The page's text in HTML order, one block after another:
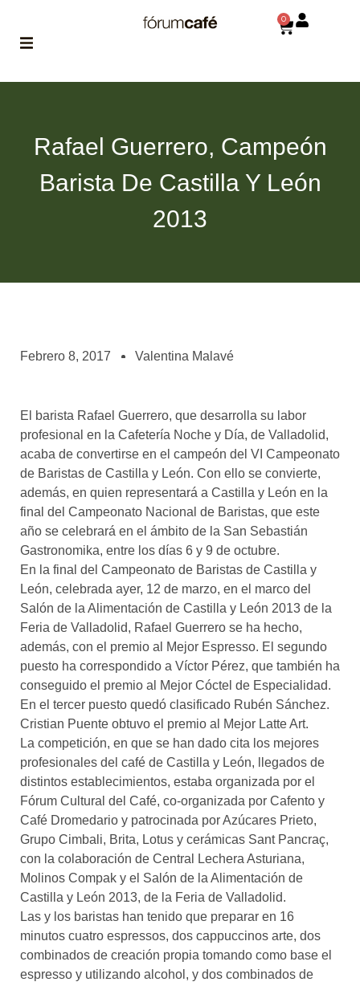
de fórum
asociados
el café siempre tiene
algo nuevo que
enseñarnos
BOLSA DE TRABAJO
¡te imaginas vivir de tu pasión
por el café?
CONTACTO
¡queremos saber
de ti!
0
Rafael Guerrero, Campeón
Barista De Castilla Y León
2013
Febrero 8, 2017 Valentina Malavé
El barista Rafael Guerrero, que desarrolla su labor
profesional en la Cafetería Noche y Día, de Valladolid,
acaba de convertirse en el campeón del VI Campeonato
de Baristas de Castilla y León. Con ello se convierte,
además, en quien representará a Castilla y León en la
final del Campeonato Nacional de Baristas, que este
año se celebrará en el ámbito de la San Sebastián
Gastronomika, entre los días 6 y 9 de octubre.
En la final del Campeonato de Baristas de Castilla y
León, celebrada ayer, 12 de marzo, en el marco del
Salón de la Alimentación de Castilla y León 2013 de la
Feria de Valladolid, Rafael Guerrero se ha hecho,
además, con el premio al Mejor Espresso. El segundo
puesto ha correspondido a Víctor Pérez, que también ha
conseguido el premio al Mejor Cóctel de Especialidad.
En el tercer puesto quedó clasificado Rubén Sánchez.
Cristian Puente obtuvo el premio al Mejor Latte Art.
La competición, en que se han dado cita los mejores
profesionales del café de Castilla y León, llegados de
distintos establecimientos, estaba organizada por el
Fórum Cultural del Café, co-organizada por Cafento y
Café Dromedario y patrocinada por Azúcares Prieto,
Grupo Cimbali, Brita, Lotus y cerámicas Sant Pancraç,
con la colaboración de Central Lechera Asturiana,
Molinos Compak y el Salón de la Alimentación de
Castilla y León 2013, de la Feria de Valladolid.
Las y los baristas han tenido que preparar en 16
minutos cuatro espressos, dos cappuccinos arte, dos
combinados de creación propia tomando como base el
espresso y utilizando alcohol, y dos combinados de